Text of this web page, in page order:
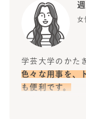
女
学芸大学のかた
色々な用事を、
も便利です。